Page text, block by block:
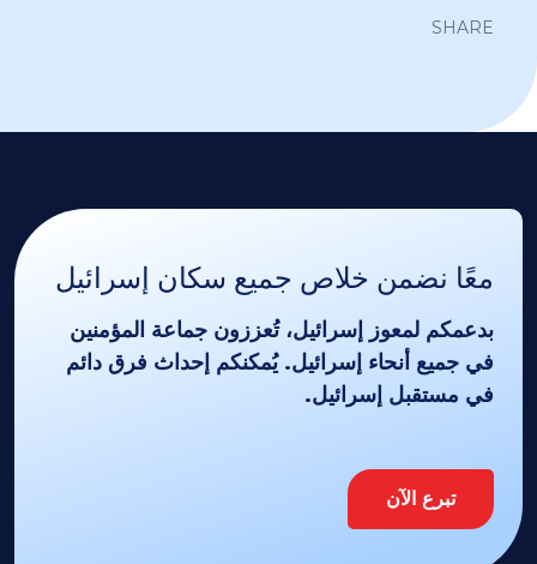
SHARE
معًا نضمن خلاص جميع سكان إسرائيل
بدعمكم لمعوز إسرائيل، تُعززون جماعة المؤمنين
في جميع أنحاء إسرائيل. يُمكنكم إحداث فرق دائم
في مستقبل إسرائيل.
تبرع الآن